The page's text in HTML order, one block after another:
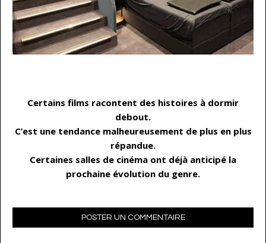
Certains films racontent des histoires à dormir
debout.
C’est une tendance malheureusement de plus en plus
répandue.
Certaines salles de cinéma ont déjà anticipé la
prochaine évolution du genre.
POSTER UN COMMENTAIRE